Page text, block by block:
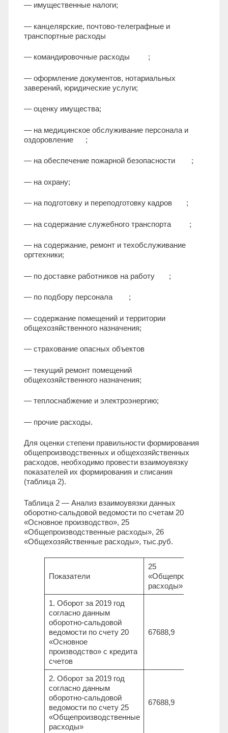
— имущественные налоги;
— канцелярские, почтово-телеграфные и
транспортные расходы
— командировочные расходы ;
— оформление документов, нотариальных
заверений, юридические услуги;
— оценку имущества;
— на медицинское обслуживание персонала и
оздоровление ;
— на обеспечение пожарной безопасности ;
— на охрану;
— на подготовку и переподготовку кадров ;
— на содержание служебного транспорта ;
— на содержание, ремонт и техобслуживание
оргтехники;
— по доставке работников на работу ;
— по подбору персонала ;
— содержание помещений и территории
общехозяйственного назначения;
— страхование опасных объектов
— текущий ремонт помещений
общехозяйственного назначения;
— теплоснабжение и электроэнергию;
— прочие расходы.
Для оценки степени правильности формирования
общепроизводственных и общехозяйственных
расходов, необходимо провести взаимоувязку
показателей их формирования и списания
(таблица 2).
Таблица 2 — Анализ взаимоувязки данных
оборотно-сальдовой ведомости по счетам 20
«Основное производство», 25
«Общепроизводственные расходы», 26
«Общехозяйственные расходы», тыс.руб.
Показатели
25
расходы»
1. Оборот за 2019 год
согласно данным
оборотно-сальдовой
ведомости по счету 20
«Основное
производство» с кредита
счетов
67688,9
2. Оборот за 2019 год
согласно данным
оборотно-сальдовой
ведомости по счету 25
«Общепроизводственные
расходы»
67688,9